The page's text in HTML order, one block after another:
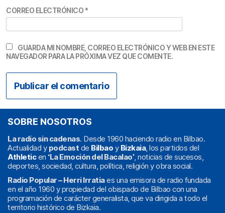
CORREO ELECTRÓNICO *
GUARDA MI NOMBRE, CORREO ELECTRÓNICO Y WEB EN ESTE
NAVEGADOR PARA LA PRÓXIMA VEZ QUE COMENTE.
SOBRE NOSOTROS
La radio sin cadenas. Desde 1960 haciendo radio en Bilbao.
Actualidad y podcast de Bilbao y Bizkaia, los partidos del
Athleticen ‘La Emoción del Bacalao’, noticias de sucesos,
deportes, sociedad, cultura, política, religión y obra social.
Radio Popular – Herri Irratiaes una emisora de radio fundada
en el año 1960 y propiedad del obispado de Bilbao con una
programación de carácter generalista, que va dirigida a todo el
territorio histórico de Bizkaia.